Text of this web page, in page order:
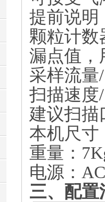
提前说明
颗粒计数
漏点值，
采样流量
扫描速度
建议扫描
本机尺寸
重量：
电源：
三、 配置